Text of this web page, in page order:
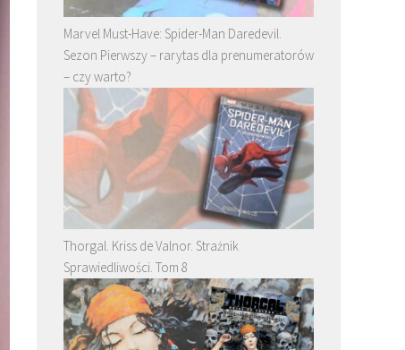
Marvel Must-Have: Spider-Man Daredevil.
Sezon Pierwszy – rarytas dla prenumeratorów
– czy warto?
Thorgal. Kriss de Valnor. Strażnik
Sprawiedliwości. Tom 8